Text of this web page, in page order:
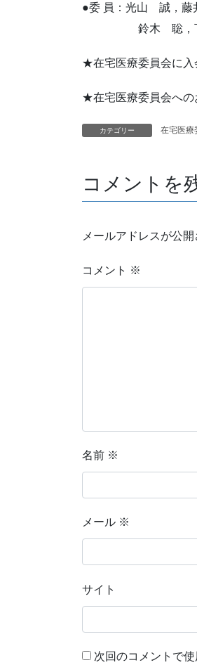
●委 員：光山 誠，
鈴木 聡，下郷
★在宅医療委員会に入
★在宅医療委員会への
カテゴリー 在宅医療
コメントを
メールアドレスが公
コメント ※
名前 ※
メール ※
サイト
次回のコメントで